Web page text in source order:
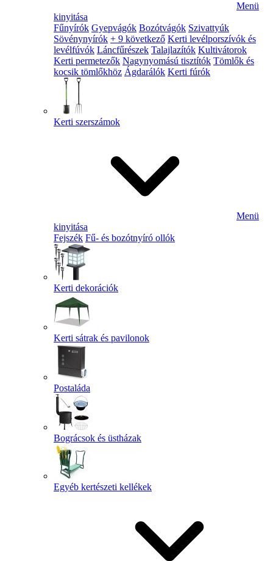
Menü
kinyitása
Fűnyírók Gyepvágók Bozótvágók Szivattyúk
Sövénynyírók + 9 következő Kerti levélporszívók és
levélfúvók Láncfűrészek Talajlazítók Kultivátorok
Kerti permetezők Nagynyomású tisztítók Tömlők és
kocsik tömlőkhöz Ágdarálók Kerti fúrók
Kerti szerszámok
Menü
kinyitása
Fejszék Fű- és bozótnyíró ollók
Kerti dekorációk
Kerti sátrak és pavilonok
Postaláda
Bográcsok és üstházak
Egyéb kertészeti kellékek